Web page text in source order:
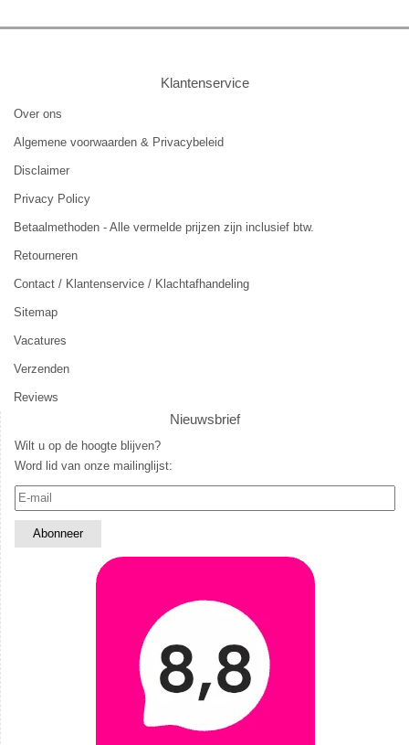
Klantenservice
Over ons
Algemene voorwaarden & Privacybeleid
Disclaimer
Privacy Policy
Betaalmethoden - Alle vermelde prijzen zijn inclusief btw.
Retourneren
Contact / Klantenservice / Klachtafhandeling
Sitemap
Vacatures
Verzenden
Reviews
Nieuwsbrief
Wilt u op de hoogte blijven?
Word lid van onze mailinglijst: